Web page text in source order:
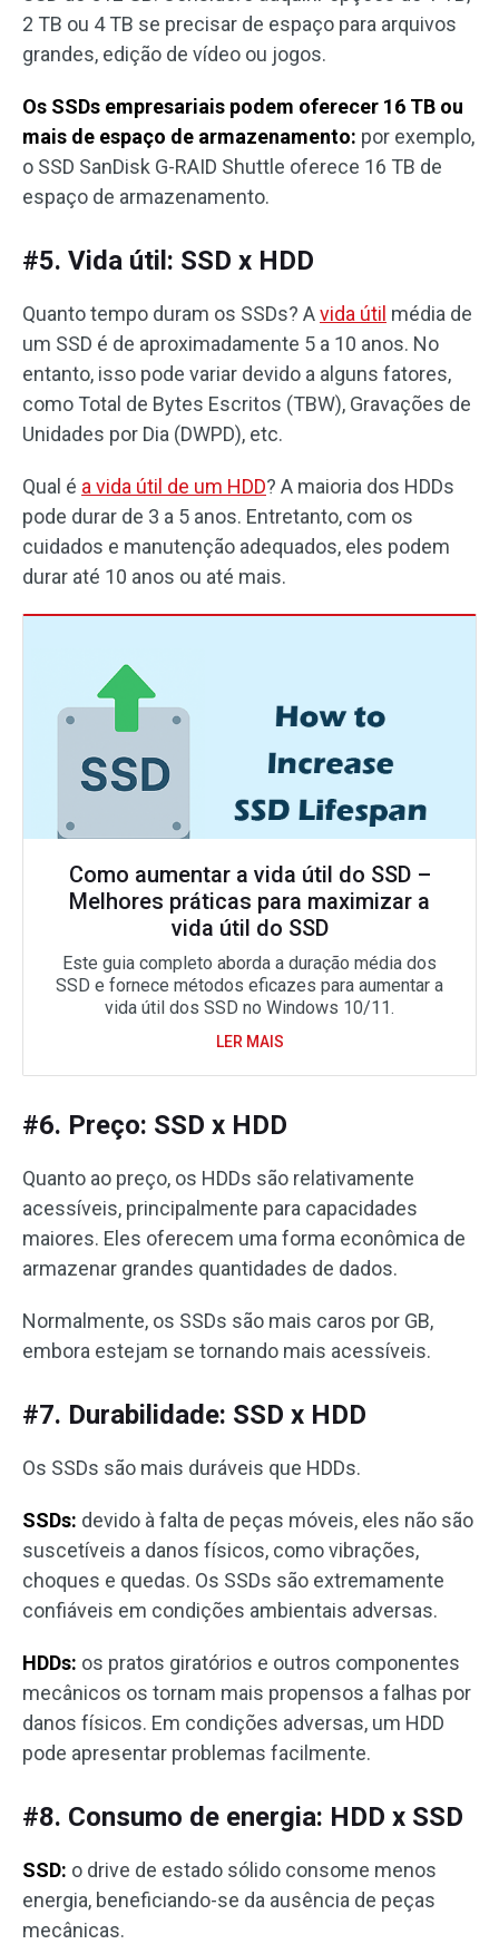
2 TB ou 4 TB se precisar de espaço para arquivos
grandes, edição de vídeo ou jogos.
Os SSDs empresariais podem oferecer 16 TB ou
mais de espaço de armazenamento: por exemplo,
o SSD SanDisk G-RAID Shuttle oferece 16 TB de
espaço de armazenamento.
#5. Vida útil: SSD x HDD
Quanto tempo duram os SSDs? Avida útil média de
um SSD é de aproximadamente 5 a 10 anos. No
entanto, isso pode variar devido a alguns fatores,
como Total de Bytes Escritos (TBW), Gravações de
Unidades por Dia (DWPD), etc.
Qual é a vida útil de um HDD? A maioria dos HDDs
pode durar de 3 a 5 anos. Entretanto, com os
cuidados e manutenção adequados, eles podem
durar até 10 anos ou até mais.
Como aumentar a vida útil do SSD –
Melhores práticas para maximizar a
vida útil do SSD
Este guia completo aborda a duração média dos
SSD e fornece métodos eficazes para aumentar a
vida útil dos SSD no Windows 10/11.
LER MAIS
#6. Preço: SSD x HDD
Quanto ao preço, os HDDs são relativamente
acessíveis, principalmente para capacidades
maiores. Eles oferecem uma forma econômica de
armazenar grandes quantidades de dados.
Normalmente, os SSDs são mais caros por GB,
embora estejam se tornando mais acessíveis.
#7. Durabilidade: SSD x HDD
Os SSDs são mais duráveis que HDDs.
SSDs: devido à falta de peças móveis, eles não são
suscetíveis a danos físicos, como vibrações,
choques e quedas. Os SSDs são extremamente
confiáveis em condições ambientais adversas.
HDDs: os pratos giratórios e outros componentes
mecânicos os tornam mais propensos a falhas por
danos físicos. Em condições adversas, um HDD
pode apresentar problemas facilmente.
#8. Consumo de energia: HDD x SSD
SSD: o drive de estado sólido consome menos
energia, beneficiando-se da ausência de peças
mecânicas.